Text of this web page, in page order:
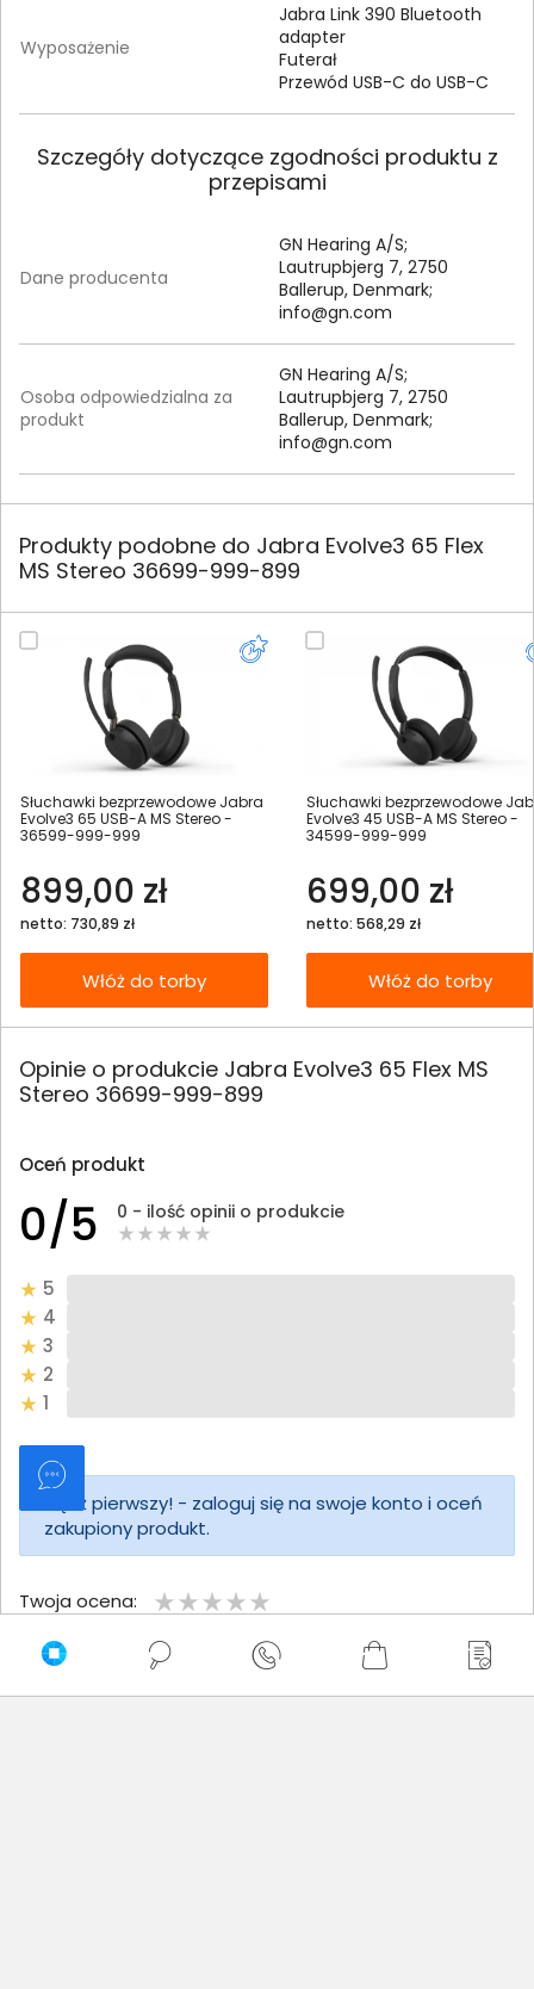
Wyposażenie
Jabra Link 390 Bluetooth
adapter
Futerał
Przewód USB-C do USB-C
Szczegóły dotyczące zgodności produktu z
przepisami
Dane producenta
GN Hearing A/S;
Lautrupbjerg 7, 2750
Ballerup, Denmark;
info@gn.com
Osoba odpowiedzialna za
produkt
GN Hearing A/S;
Lautrupbjerg 7, 2750
Ballerup, Denmark;
info@gn.com
Produkty podobne do Jabra Evolve3 65 Flex
MS Stereo 36699-999-899
Słuchawki bezprzewodowe Jabra
Evolve3 65 USB-A MS Stereo -
36599-999-999
899,00 zł
netto: 730,89 zł
Włóż do torby
Słuchawki bezprzewodowe
Evolve3 45 USB-A MS Stereo -
34599-999-999
699,00 zł
netto: 568,29 zł
Włóż do torby
Opinie o produkcie Jabra Evolve3 65 Flex MS
Stereo 36699-999-899
Oceń produkt
0/5 0 - ilość opinii o produkcie
5
4
3
2
1
Bądź pierwszy! - zaloguj się na swoje konto i oceń
zakupiony produkt.
Twoja ocena:
Twoje imię